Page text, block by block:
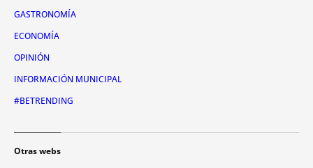
GASTRONOMÍA
ECONOMÍA
OPINIÓN
INFORMACIÓN MUNICIPAL
#BETRENDING
Otras webs